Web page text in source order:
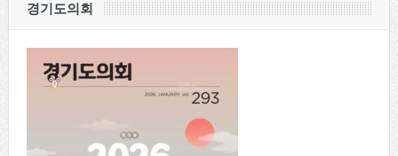
경기도의회